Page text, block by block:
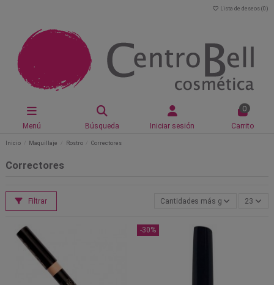
Lista de deseos (0 )
Menú Búsqueda Iniciar sesión
0
Carrito
Inicio Maquillaje Rostro Correctores
Correctores
Filtrar Cantidades más grandes primero
23
-30%